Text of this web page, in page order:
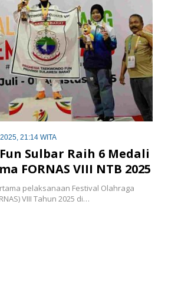
21:14 WITA
Sulbar Raih 6 Medali
FORNAS VIII NTB 2025
pelaksanaan Festival Olahraga
VIII Tahun 2025 di…